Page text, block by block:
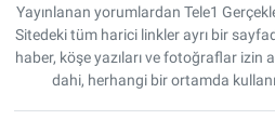
Yayınlanan yorumlardan Tele1
Sitedeki tüm harici linkler ayrı bir
haber, köşe yazıları ve fotoğraflar izin
dahi, herhangi bir ortamda